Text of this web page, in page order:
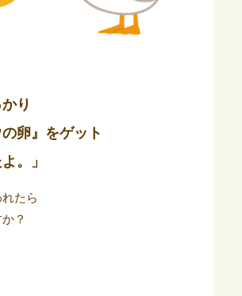
り
の卵』をゲット
。」
れたら
？